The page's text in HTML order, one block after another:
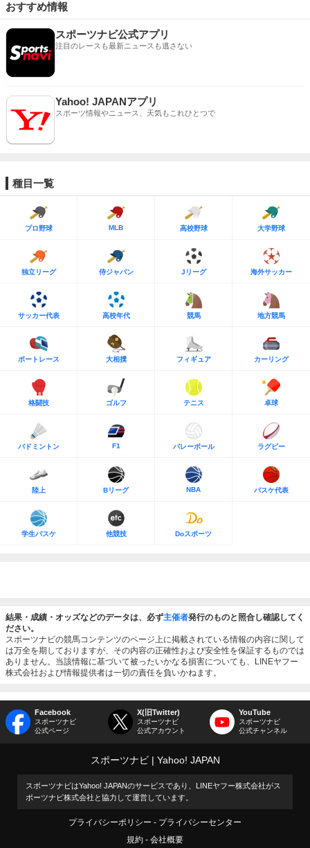
おすすめ情報
スポーツナビ公式アプリ
注目のレースも最新ニュースも逃さない
Yahoo! JAPANアプリ
スポーツ情報やニュース、天気もこれひとつで
種目一覧
プロ野球 MLB 高校野球 大学野球
独立リーグ 侍ジャパン Jリーグ 海外サッカー
サッカー代表 高校年代 競馬 地方競馬
ボートレース 大相撲 フィギュア カーリング
格闘技 ゴルフ テニス 卓球
バドミントン F1 バレーボール ラグビー
陸上 Bリーグ NBA バスケ代表
学生バスケ 他競技 Doスポーツ
結果・成績・オッズなどのデータは、必ず主催者発行のものと照合し確認してく
ださい。
スポーツナビの競馬コンテンツのページ上に掲載されている情報の内容に関して
は万全を期しておりますが、その内容の正確性および安全性を保証するものでは
ありません。当該情報に基づいて被ったいかなる損害についても、LINEヤフー
株式会社および情報提供者は一切の責任を負いかねます。
Facebook
スポーツナビ
公式ページ
X(旧Twitter)
スポーツナビ
公式アカウント
YouTube
スポーツナビ
公式チャンネル
スポーツナビ Yahoo! JAPAN
スポーツナビはYahoo! JAPANのサービスであり、LINEヤフー株式会社がス
ポーツナビ株式会社と協力して運営しています。
プライバシーポリシー
プライバシーセンター
規約
会社概要